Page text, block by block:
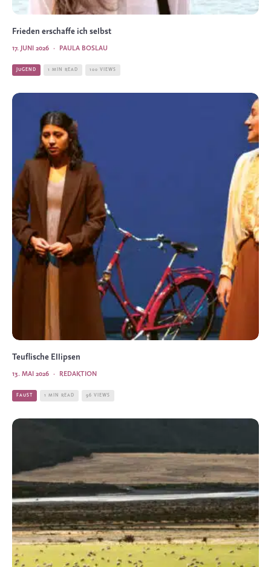
Frieden erschaffe ich selbst
PAULA BOSLAU
·
17. JUNI 2026
JUGEND 1 MIN READ 100 VIEWS
Teuflische Ellipsen
REDAKTION
·
13. MAI 2026
FAUST 1 MIN READ 96 VIEWS